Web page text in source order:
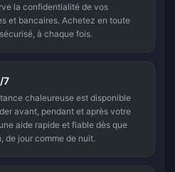
la confidentialité de vos
et bancaires. Achetez en toute
à chaque fois.
7
chaleureuse est disponible
avant, pendant et après votre
aide rapide et fiable dès que
de jour comme de nuit.